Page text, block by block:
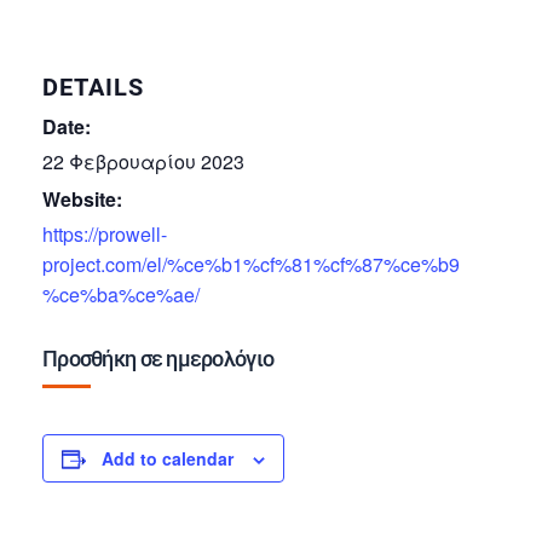
DETAILS
Date:
22 Φεβρουαρίου 2023
Website:
https://prowell-
project.com/el/%ce%b1%cf%81%cf%87%ce%b9
%ce%ba%ce%ae/
Προσθήκη σε ημερολόγιο
Add to calendar